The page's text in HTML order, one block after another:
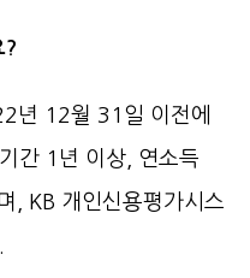
?
년 12월 31일 이전에
간 1년 이상, 연소득
, KB 개인신용평가시스